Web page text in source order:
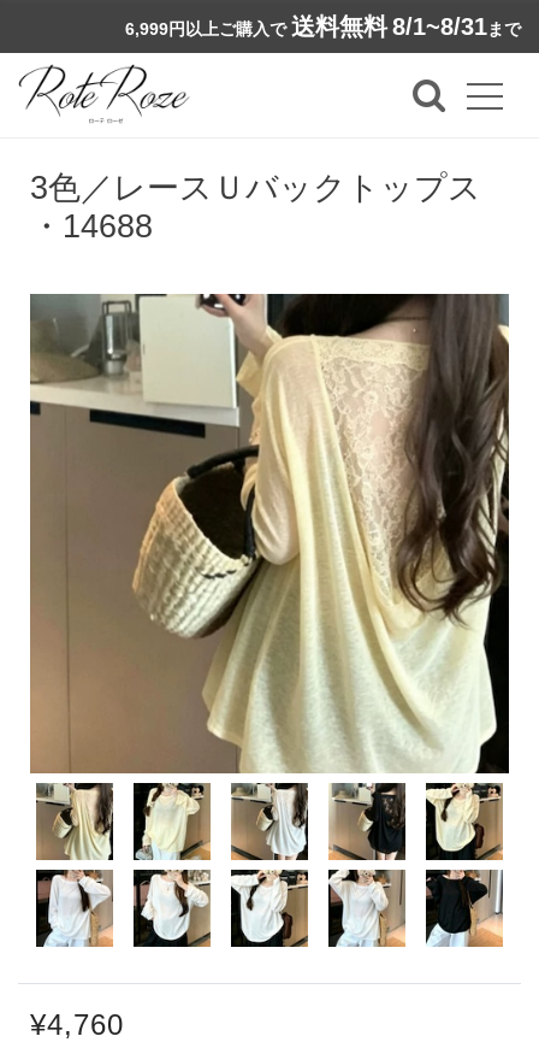
6,999円以上ご購入で 送料無料8/1~8/31まで
3色／レースＵバックトップス
・14688
¥4,760